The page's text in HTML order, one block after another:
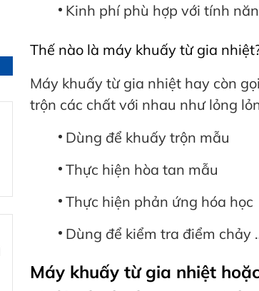
Kinh phí phù hợp với tính
Thế nào là máy khuấy từ gia
Máy khuấy từ gia nhiệt hay còn
trộn các chất với nhau như lỏng
Dùng để khuấy trộn mẫu
Thực hiện hòa tan mẫu
Thực hiện phản ứng hóa học
Dùng để kiểm tra điểm chảy
Máy khuấy từ gia nhiệt